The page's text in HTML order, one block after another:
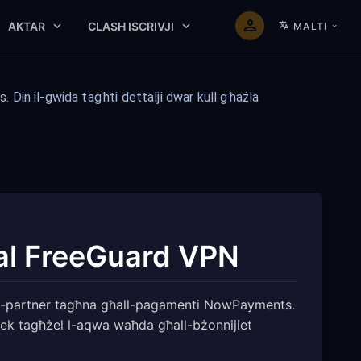
AKTAR CLASH ISCRIVJI MALTI
Din il-gwida tagħti dettalji dwar kull għażla
FreeGuard VPN
tagħna għall-pagamenti NowPayments.
tagħżel l-aqwa waħda għall-bżonnijiet